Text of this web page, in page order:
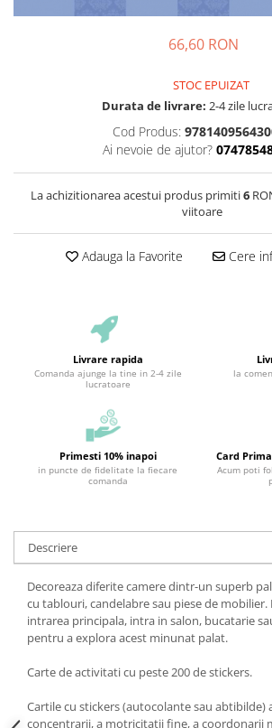
66,60 RON
STOC EPUIZAT
Durata de livrare: 2-4 zile
Cod Produs:
Ai nevoie de ajutor?
La achizitionarea acestui produs primiti6
viitoare
Adauga la Favorite Cere
Livrare rapida
Comanda ajunge la tine in 2-4 zile
lucratoare
la
Primesti 10% inapoi
in puncte de fidelitate la fiecare
comanda
Card
Acum poti
Descriere
Decoreaza diferite camere dintr-un superb
cu tablouri, candelabre sau piese de
intrarea principala, intra in salon, bucatarie
pentru a explora acest minunat palat.
Carte de activitati cu peste 200 de stickers.
Cartile cu stickers (autocolante sau abtibilde)
concentrarii, a motricitatii fine, a coordonarii